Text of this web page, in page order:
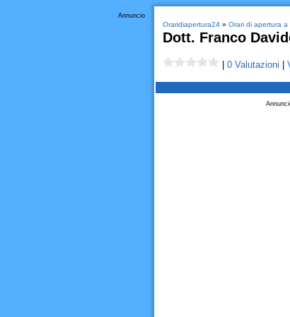
Annuncio
Oraridiapertura24» Orari di apertura a
Dott. Franco
0 Valutazioni